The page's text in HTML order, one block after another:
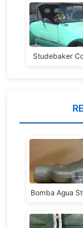
Studebaker